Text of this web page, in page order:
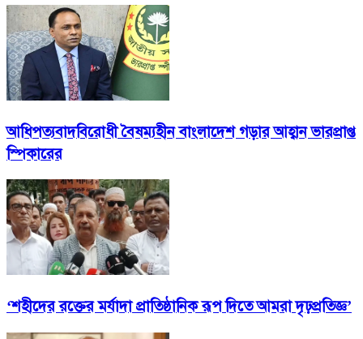
আধিপত্যবাদবিরোধী বৈষম্যহীন বাংলাদেশ গড়ার আহ্বান ভারপ্রাপ্ত
স্পিকারের
‘শহীদের রক্তের মর্যাদা প্রাতিষ্ঠানিক রূপ দিতে আমরা দৃঢ়প্রতিজ্ঞ’